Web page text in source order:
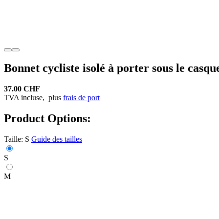
Bonnet cycliste isolé à porter sous le
37.00 CHF
TVA incluse, plus frais de port
Product Options:
Taille: S Guide des tailles
S
M